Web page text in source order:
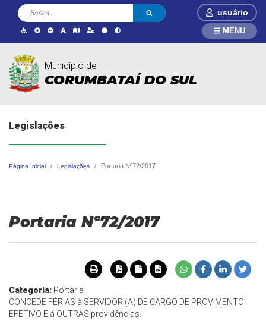
usuário
Município de
CORUMBATAÍ DO SUL
MENU
Legislações
Página Inicial Legislações Portaria Nº72/2017
Portaria Nº72/2017
Categoria: Portaria
CONCEDE FÉRIAS à SERVIDOR (A) DE CARGO DE PROVIMENTO
EFETIVO E á OUTRAS providências.